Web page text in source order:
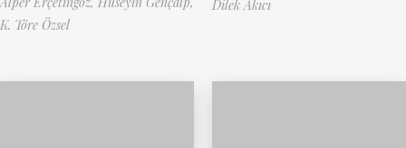
K. Töre Özsel
Dilek Akıcı